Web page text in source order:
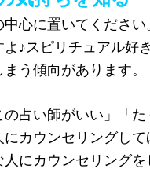
中心に置いてください
♪スピリチュアル好
う傾向があります。
占い師がいい」「
にカウンセリングし
人にカウンセリングを